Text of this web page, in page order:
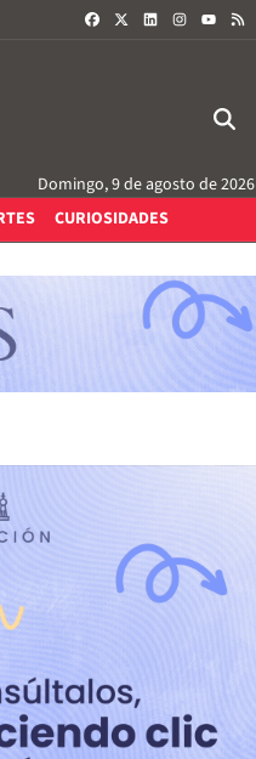
FACEBOOKLINKEDININSTAGRAM
Domingo, 9 de agosto de 2026
CURIOSIDADES